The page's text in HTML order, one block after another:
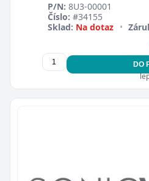
P/N: 8U3-00001
Číslo: #34155
Sklad: Na dotaz •
DO